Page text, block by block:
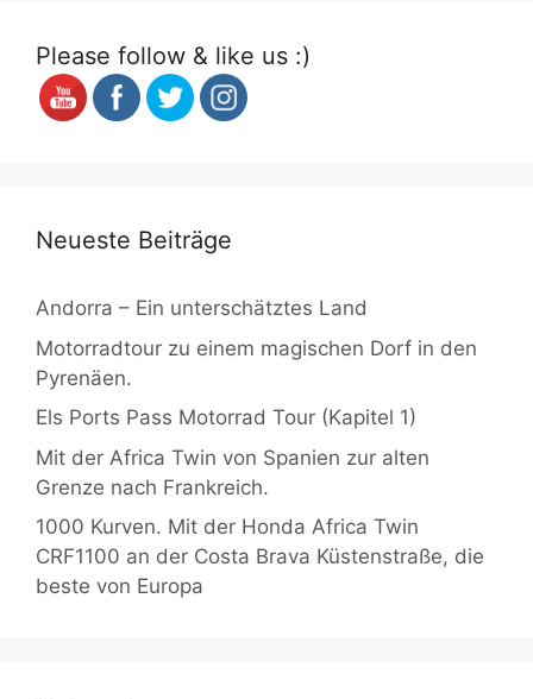
Please follow & like us :)
Neueste Beiträge
Andorra – Ein unterschätztes Land
Motorradtour zu einem magischen Dorf in den
Pyrenäen.
Els Ports Pass Motorrad Tour (Kapitel 1)
Mit der Africa Twin von Spanien zur alten
Grenze nach Frankreich.
1000 Kurven. Mit der Honda Africa Twin
CRF1100 an der Costa Brava Küstenstraße, die
beste von Europa